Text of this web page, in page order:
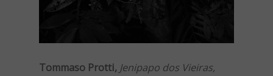
Tommaso Protti, Jenipapo dos Vieiras,